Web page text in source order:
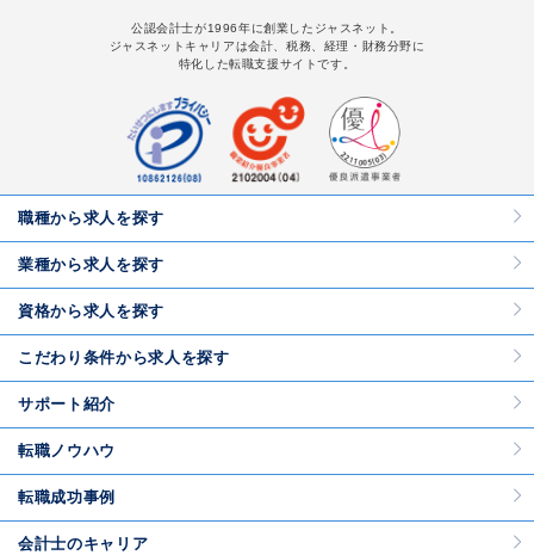
公認会計士が1996年に創業したジャスネット。
ジャスネットキャリアは会計、税務、経理・財務分野に
特化した転職支援サイトです。
職種から求人を探す
業種から求人を探す
資格から求人を探す
こだわり条件から求人を探す
サポート紹介
転職ノウハウ
転職成功事例
会計士のキャリア